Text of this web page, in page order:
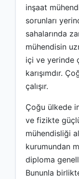
inşaat
sorunları
sahalarında
mühendisin
içi ve yerinde
karışımdır.
çalışır.
Çoğu ülkede
ve fizikte
mühendisliği
kurumundan
diploma
Bununla